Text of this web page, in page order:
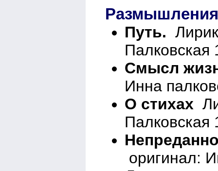
Путь.
Палковская
Смысл
Инна
О стихах
Палковская
оригинал: